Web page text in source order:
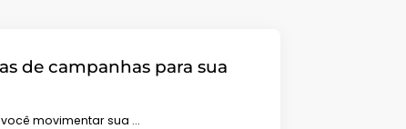
de campanhas para sua
movimentar sua …